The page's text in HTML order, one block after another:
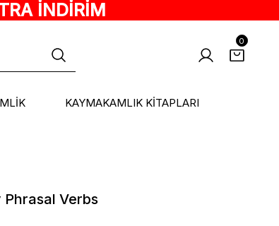
İNDİRİM
0
KAYMAKAMLIK KİTAPLARI
Phrasal Verbs